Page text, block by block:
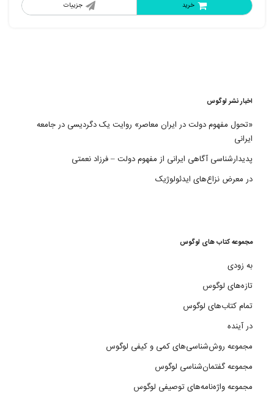
جزییات خرید
اخبار نشر لوگوس
«تحول مفهوم دولت در ایران معاصر» روایت یک دگردیسی در جامعه
ایرانی
پدیدارشناسی آگاهی ایرانی از مفهوم دولت – فرزاد نعمتی
در معرض نزاع‌های ایدئولوژیک
مجموعه کتاب های لوگوس
به زودی
تازه‌های لوگوس
تمام کتاب‌های لوگوس
در آینده
مجموعه روش‌شناسی‌های کمی و کیفی لوگوس
مجموعه گفتمان‌شناسی لوگوس
مجموعه واژه‌نامه‌های توصیفی لوگوس